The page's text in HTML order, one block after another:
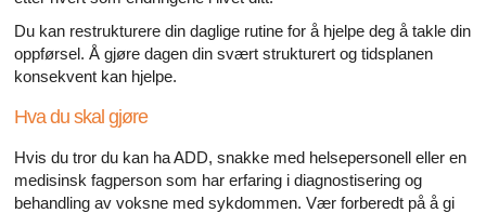
Du kan restrukturere din daglige rutine for å hjelpe deg å takle din
oppførsel. Å gjøre dagen din svært strukturert og tidsplanen
konsekvent kan hjelpe.
Hva du skal gjøre
Hvis du tror du kan ha ADD, snakke med helsepersonell eller en
medisinsk fagperson som har erfaring i diagnostisering og
behandling av voksne med sykdommen. Vær forberedt på å gi